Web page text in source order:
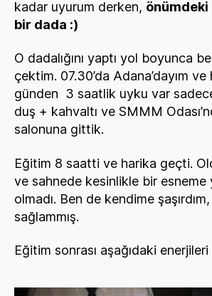
kadar uyurum derken,
bir dada :)
O dadalığını yaptı yol boyunca
çektim. 07.30’da Adana’dayım
günden 3 saatlik uyku var
duş + kahvaltı ve SMMM
salonuna gittik.
Eğitim 8 saatti ve harika geçti.
ve sahnede kesinlikle bir
olmadı. Ben de kendime
sağlammış.
Eğitim sonrası aşağıdaki enerjileri